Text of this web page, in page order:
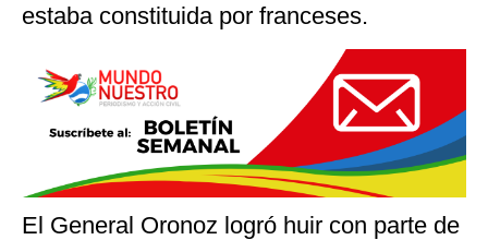
estaba constituida por franceses.
El General Oronoz logró huir con parte de